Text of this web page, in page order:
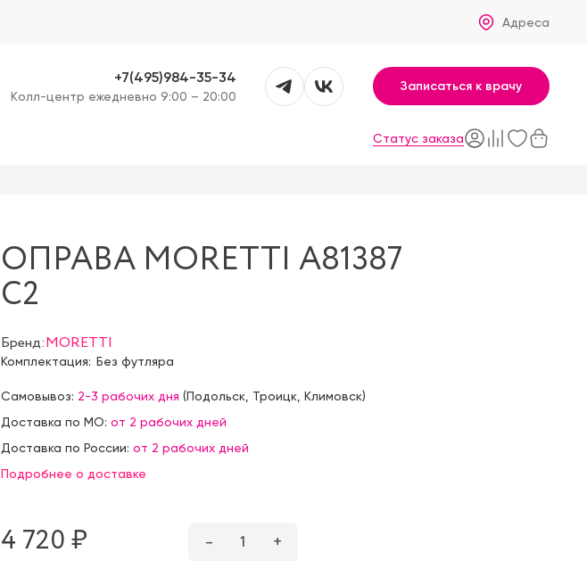
Адреса
+7(495)984-35-34
Kолл-центр ежедневно 9:00 – 20:00
Записаться к врачу
Статус заказа
ОПРАВА MORETTI A81387
C2
Бренд:MORETTI
Комплектация: Без футляра
Самовывоз: 2-3 рабочих дня (Подольск, Троицк, Климовск)
Доставка по МО: от 2 рабочих дней
Доставка по России: от 2 рабочих дней
Подробнее о доставке
4 720 ₷ – 1 +